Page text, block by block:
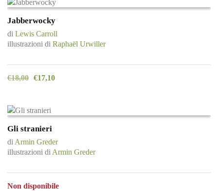
Jabberwocky
di Lewis Carroll
illustrazioni di Raphaël Urwiller
€18,00 €17,10
Gli stranieri
di Armin Greder
illustrazioni di Armin Greder
Non disponibile